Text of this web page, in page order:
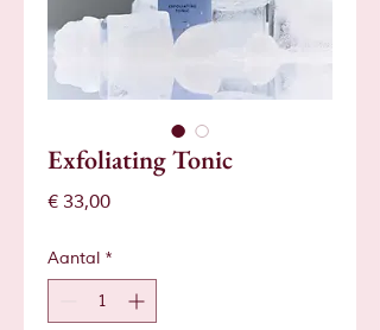
Exfoliating Tonic
€ 33,00Prijs
Aantal *